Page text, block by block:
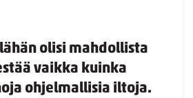
olisi mahdollista
vaikka kuinka
ohjelmallisia iltoja.